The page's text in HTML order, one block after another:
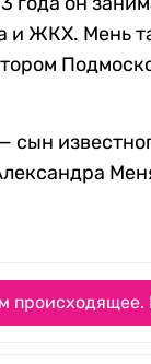
и ЖКХ. Мень
сын
происходящее.